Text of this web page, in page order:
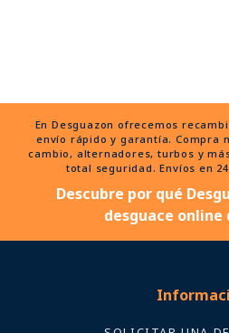
En Desguazon ofrecemos
envío rápido y garantía. Compra
cambio, alternadores, turbos y
total seguridad. Envíos en
Descubre por qué
desguace online